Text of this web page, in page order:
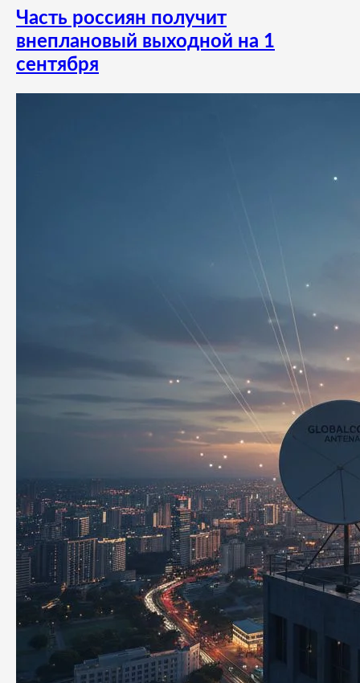
Часть россиян получит
внеплановый выходной на 1
сентября